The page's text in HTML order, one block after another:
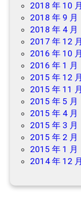
2018 年 10 月
2018 年 9 月
2018 年 4 月
2017 年 12 月
2016 年 10 月
2016 年 1 月
2015 年 12 月
2015 年 11 月
2015 年 5 月
2015 年 4 月
2015 年 3 月
2015 年 2 月
2015 年 1 月
2014 年 12 月